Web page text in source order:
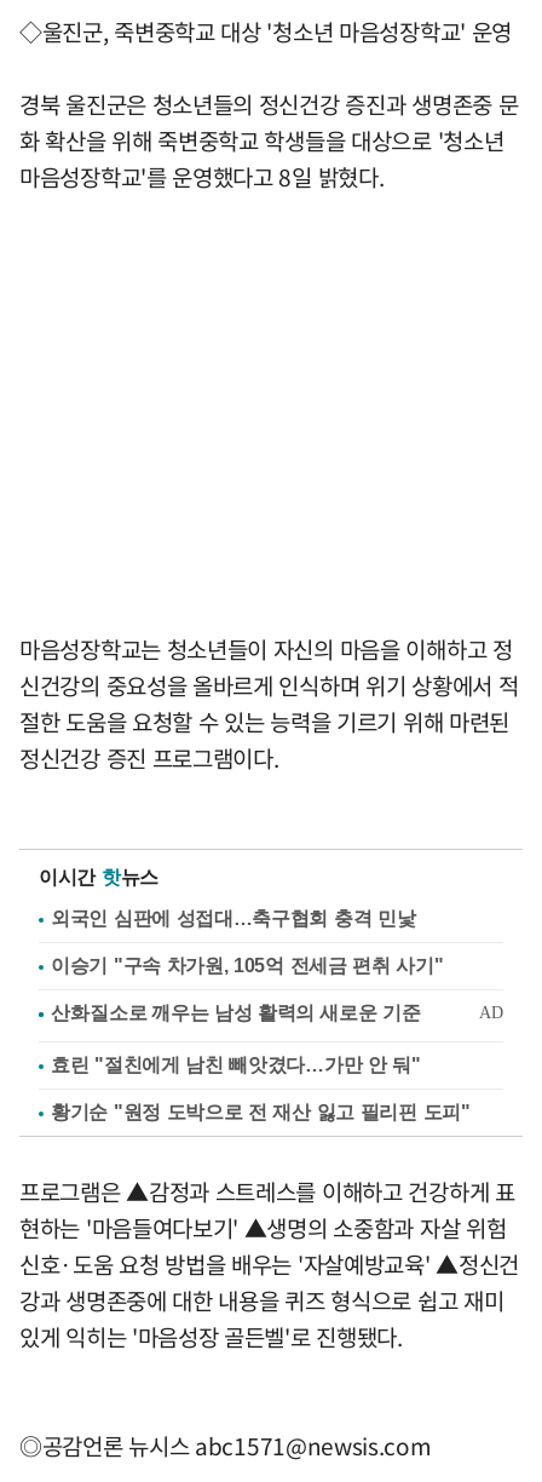
◇울진군, 죽변중학교 대상 '청소년 마음성장학교' 운영
경북 울진군은 청소년들의 정신건강 증진과 생명존중 문
화 확산을 위해 죽변중학교 학생들을 대상으로 '청소년
마음성장학교'를 운영했다고 8일 밝혔다.
마음성장학교는 청소년들이 자신의 마음을 이해하고 정
신건강의 중요성을 올바르게 인식하며 위기 상황에서 적
절한 도움을 요청할 수 있는 능력을 기르기 위해 마련된
정신건강 증진 프로그램이다.
이시간 핫뉴스
외국인 심판에 성접대…축구협회 충격 민낯
이승기 "구속 차가원, 105억 전세금 편취 사기"
효린 "절친에게 남친 빼앗겼다…가만 안 둬"
황기순 "원정 도박으로 전 재산 잃고 필리핀 도피"
프로그램은 ▲감정과 스트레스를 이해하고 건강하게 표
현하는 '마음들여다보기' ▲생명의 소중함과 자살 위험
신호·도움 요청 방법을 배우는 '자살예방교육' ▲정신건
강과 생명존중에 대한 내용을 퀴즈 형식으로 쉽고 재미
있게 익히는 '마음성장 골든벨'로 진행됐다.
◎공감언론 뉴시스abc1571@newsis.com